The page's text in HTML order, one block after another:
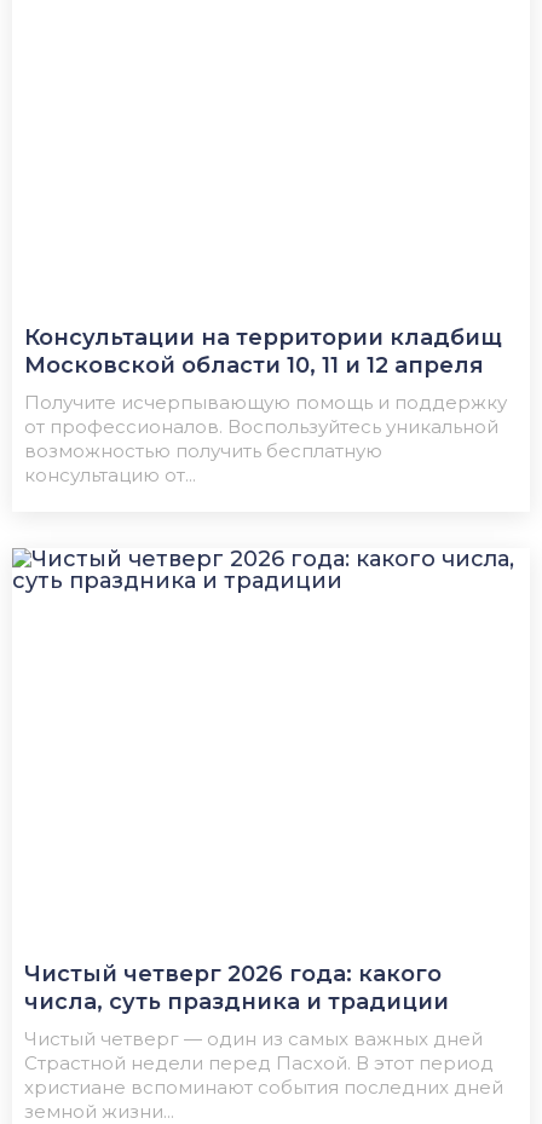
Консультации на территории кладбищ
Московской области 10, 11 и 12 апреля
Получите исчерпывающую помощь и поддержку
от профессионалов. Воспользуйтесь уникальной
возможностью получить бесплатную
консультацию от...
Чистый четверг 2026 года: какого
числа, суть праздника и традиции
Чистый четверг — один из самых важных дней
Страстной недели перед Пасхой. В этот период
христиане вспоминают события последних дней
земной жизни...